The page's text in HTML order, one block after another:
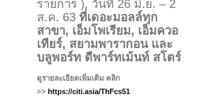
รายการ ), วันที่ 26 มิ.ย. – 2
ส.ค. 63 ที่เดอะมอลล์ทุก
สาขา, เอ็มโพเรียม, เอ็มควอ
เทียร์, สยามพารากอน และ
บลูพอร์ท ดีพาร์ทเม้นท์ สโตร์
ดูรายละเอียดเพิ่มเติม คลิก
>> https://citi.asia/ThFcs51